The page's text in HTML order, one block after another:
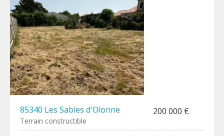
85340 Les Sables d'Olonne 200 000 €
Terrain constructible